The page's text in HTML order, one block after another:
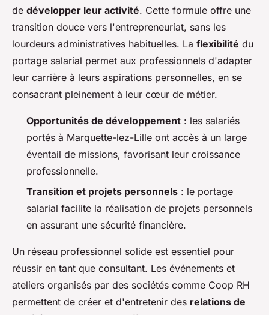
de développer leur activité. Cette formule offre une
transition douce vers l'entrepreneuriat, sans les
lourdeurs administratives habituelles. La flexibilité du
portage salarial permet aux professionnels d'adapter
leur carrière à leurs aspirations personnelles, en se
consacrant pleinement à leur cœur de métier.
Opportunités de développement : les salariés
portés à Marquette-lez-Lille ont accès à un large
éventail de missions, favorisant leur croissance
professionnelle.
Transition et projets personnels : le portage
salarial facilite la réalisation de projets personnels
en assurant une sécurité financière.
Un réseau professionnel solide est essentiel pour
réussir en tant que consultant. Les événements et
ateliers organisés par des sociétés comme Coop RH
permettent de créer et d'entretenir des relations de